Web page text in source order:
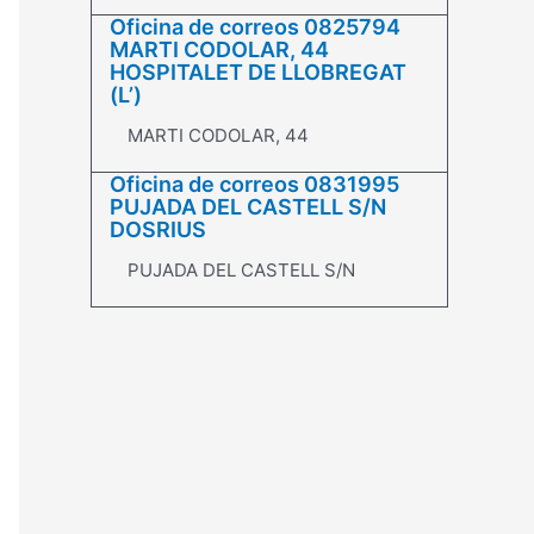
Oficina de correos 0825794
MARTI CODOLAR, 44
HOSPITALET DE LLOBREGAT
(L’)
MARTI CODOLAR, 44
Oficina de correos 0831995
PUJADA DEL CASTELL S/N
DOSRIUS
PUJADA DEL CASTELL S/N